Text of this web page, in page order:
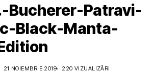
Bucherer-Patravi-
Black-Manta-
21 NOIEMBRIE 2019 220 VIZUALIZĂRI